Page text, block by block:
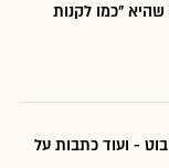
"כמו לקנות
- ועוד כתבות על